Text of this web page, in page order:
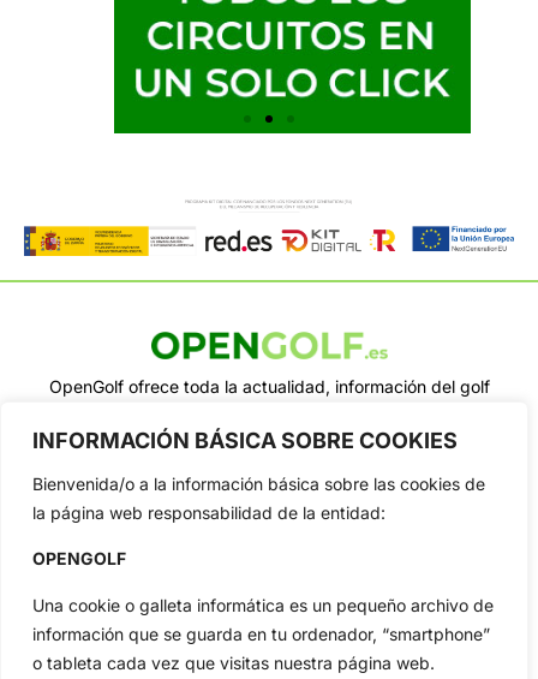
INFORMACIÓN BÁSICA SOBRE COOKIES
Bienvenida/o a la información básica sobre las cookies de
la página web responsabilidad de la entidad:
OPENGOLF
Una cookie o galleta informática es un pequeño archivo de
información que se guarda en tu ordenador, “smartphone”
o tableta cada vez que visitas nuestra página web.
OpenGolf ofrece toda la actualidad, información del golf
Jon Rahm, LIV Golf, PGA Tour, Ryder Cup, DP World Tour, LPGA
Tour...
Categorias
Inicio
Actualidad
Circuitos
Especiales
Jon Rahm
Vídeos
De Interés